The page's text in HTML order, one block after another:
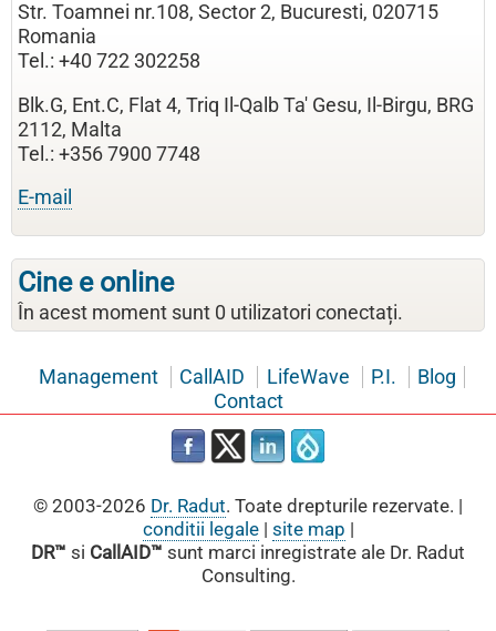
Str. Toamnei nr.108, Sector 2, Bucuresti, 020715
Romania
Tel.: +40 722 302258
Blk.G, Ent.C, Flat 4, Triq Il-Qalb Ta' Gesu, Il-Birgu, BRG
2112, Malta
Tel.: +356 7900 7748
E-mail
Cine e online
În acest moment sunt 0 utilizatori conectați.
Management CallAID LifeWave P.I.
Blog
Contact
© 2003-2026 Dr. Radut. Toate drepturile rezervate. |
conditii legale| site map |
DR™ si CallAID™ sunt marci inregistrate ale Dr. Radut
Consulting.